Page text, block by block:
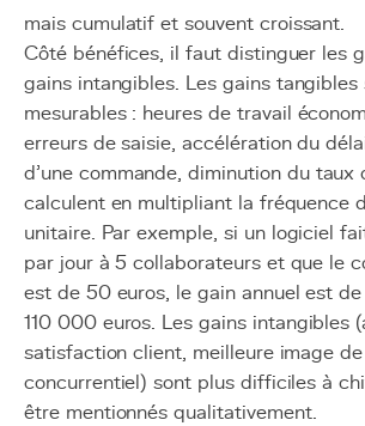
mais cumulatif et souvent croissant.
Côté bénéfices, il faut distinguer les
gains intangibles. Les gains
mesurables : heures de travail
erreurs de saisie, accélération du
d'une commande, diminution du taux
calculent en multipliant la fréquence
unitaire. Par exemple, si un logiciel
par jour à 5 collaborateurs et que le
est de 50 euros, le gain annuel est
110 000 euros. Les gains intangibles
satisfaction client, meilleure image
concurrentiel) sont plus difficiles à
être mentionnés qualitativement.